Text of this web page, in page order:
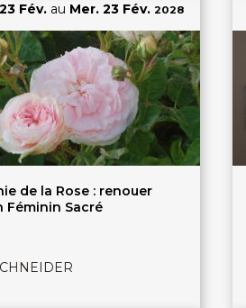
Fév. au Mer. 23 Fév. 2028
de la Rose : renouer
Féminin Sacré